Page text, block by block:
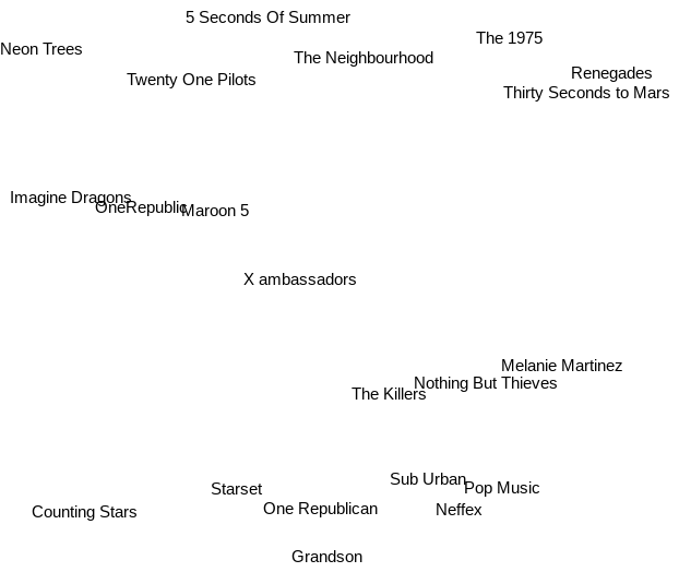
Imagine Dragons
OneRepublic Maroon 5
Twenty One Pilots
Neon Trees
X ambassadors
5 Seconds Of Summer
The Neighbourhood
The Killers
Counting Stars One Republican
Starset
The 1975
Melanie Martinez
Neffex
Pop Music
Sub Urban
Grandson
Renegades
Nothing But Thieves
Thirty Seconds to Mars